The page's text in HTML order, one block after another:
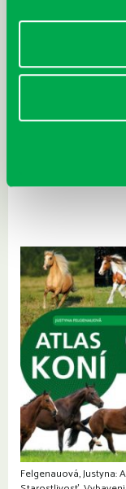
Rudź, Przemyslaw:
Felgenauová, Justyna: